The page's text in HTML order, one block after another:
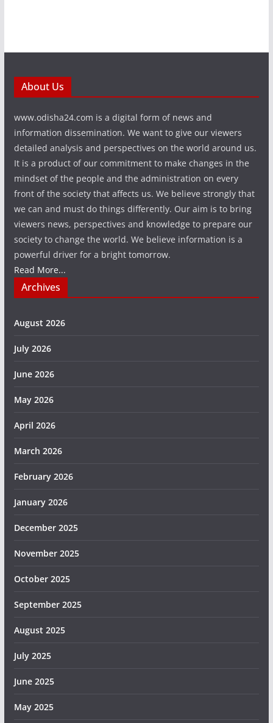
About Us
www.odisha24.com is a digital form of news and
information dissemination. We want to give our viewers
detailed analysis and perspectives on the world around us.
It is a product of our commitment to make changes in the
mindset of the people and the administration on every
front of the society that affects us. We believe strongly that
we can and must do things differently. Our aim is to bring
viewers news, perspectives and knowledge to prepare our
society to change the world. We believe information is a
powerful driver for a bright tomorrow.
Read More...
Archives
August 2026
July 2026
June 2026
May 2026
April 2026
March 2026
February 2026
January 2026
December 2025
November 2025
October 2025
September 2025
August 2025
July 2025
June 2025
May 2025